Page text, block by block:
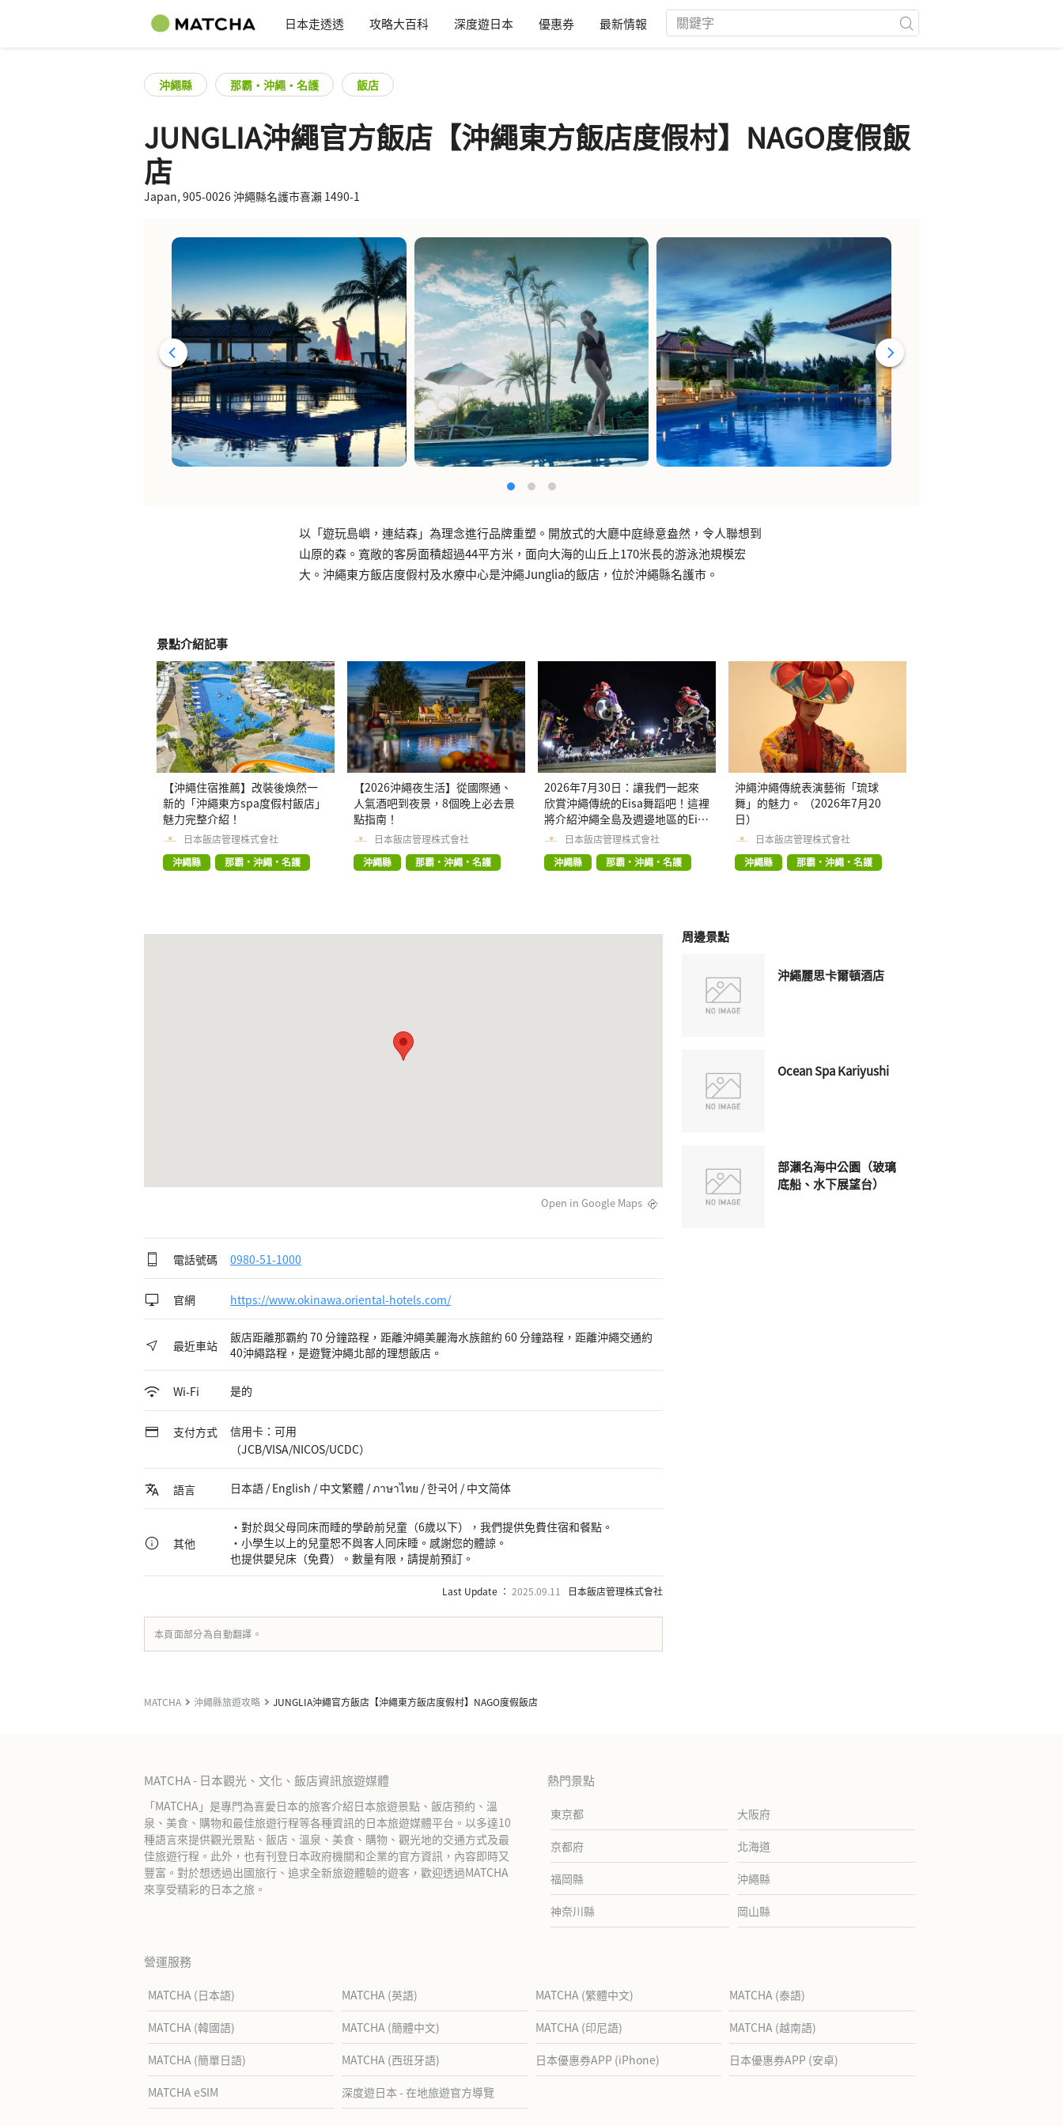
日本走透透 攻略大百科 深度遊日本 優惠券 最新情報
沖繩縣 那霸・沖繩・名護 飯店
JUNGLIA沖繩官方飯店【沖繩東方飯店度假村】NAGO度假飯
店
Japan, 905-0026 沖繩縣名護市喜瀨 1490-1
以「遊玩島嶼，連結森」為理念進行品牌重塑。開放式的大廳中庭綠意盎然，令人聯想到
山原的森。寬敞的客房面積超過44平方米，面向大海的山丘上170米長的游泳池規模宏
大。沖繩東方飯店度假村及水療中心是沖繩Junglia的飯店，位於沖繩縣名護市。
景點介紹記事
【沖繩住宿推薦】改裝後煥然一
新的「沖繩東方spa度假村飯店」
魅力完整介紹！
日本飯店管理株式會社
沖繩縣
那霸・沖繩・名護
【2026沖繩夜生活】從國際通、
人氣酒吧到夜景，8個晚上必去景
點指南！
日本飯店管理株式會社
沖繩縣
那霸・沖繩・名護
2026年7月30日：讓我們一起來
欣賞沖繩傳統的Eisa舞蹈吧！這裡
將介紹沖繩全島及週邊地區的Eisa
舞蹈資訊。
日本飯店管理株式會社
沖繩縣
那霸・沖繩・名護
沖繩沖繩傳統表演藝術「琉球
舞」的魅力。 （2026年7月20
日）
日本飯店管理株式會社
沖繩縣
那霸・沖繩・名護
Open in Google Maps
電話號碼 0980-51-1000
官網 https://www.okinawa.oriental-hotels.com/
最近車站
飯店距離那霸約 70 分鐘路程，距離沖繩美麗海水族館約 60 分鐘路程，距離沖繩交通約
40沖繩路程，是遊覽沖繩北部的理想飯店。
Wi-Fi 是的
支付方式
信用卡：可用
（JCB/VISA/NICOS/UCDC）
語言 日本語 / English / 中文繁體 / ภาษาไทย / 한국어 / 中文简体
其他
・對於與父母同床而睡的學齡前兒童（6歲以下），我們提供免費住宿和餐點。
・小學生以上的兒童恕不與客人同床睡。感謝您的體諒。
也提供嬰兒床（免費）。數量有限，請提前預訂。
Last Update ： 2025.09.11 日本飯店管理株式會社
本頁面部分為自動翻譯。
周邊景點
沖繩麗思卡爾頓酒店
Ocean Spa Kariyushi
部瀨名海中公園（玻璃
底船、水下展望台）
MATCHA 沖繩縣旅遊攻略 JUNGLIA沖繩官方飯店【沖繩東方飯店度假村】NAGO度假飯店
MATCHA - 日本觀光、文化、飯店資訊旅遊媒體
「MATCHA」是專門為喜愛日本的旅客介紹日本旅遊景點、飯店預約、溫
泉、美食、購物和最佳旅遊行程等各種資訊的日本旅遊媒體平台。以多達10
種語言來提供觀光景點、飯店、溫泉、美食、購物、觀光地的交通方式及最
佳旅遊行程。此外，也有刊登日本政府機關和企業的官方資訊，內容即時又
豐富。對於想透過出國旅行、追求全新旅遊體驗的遊客，歡迎透過MATCHA
來享受精彩的日本之旅。
熱門景點
東京都 大阪府
京都府 北海道
福岡縣 沖繩縣
神奈川縣 岡山縣
營運服務
MATCHA (日本語) MATCHA (英語) MATCHA (繁體中文) MATCHA (泰語)
MATCHA (韓國語) MATCHA (簡體中文) MATCHA (印尼語) MATCHA (越南語)
MATCHA (簡單日語) MATCHA (西班牙語) 日本優惠券APP (iPhone) 日本優惠券APP (安卓)
MATCHA eSIM 深度遊日本 - 在地旅遊官方導覽